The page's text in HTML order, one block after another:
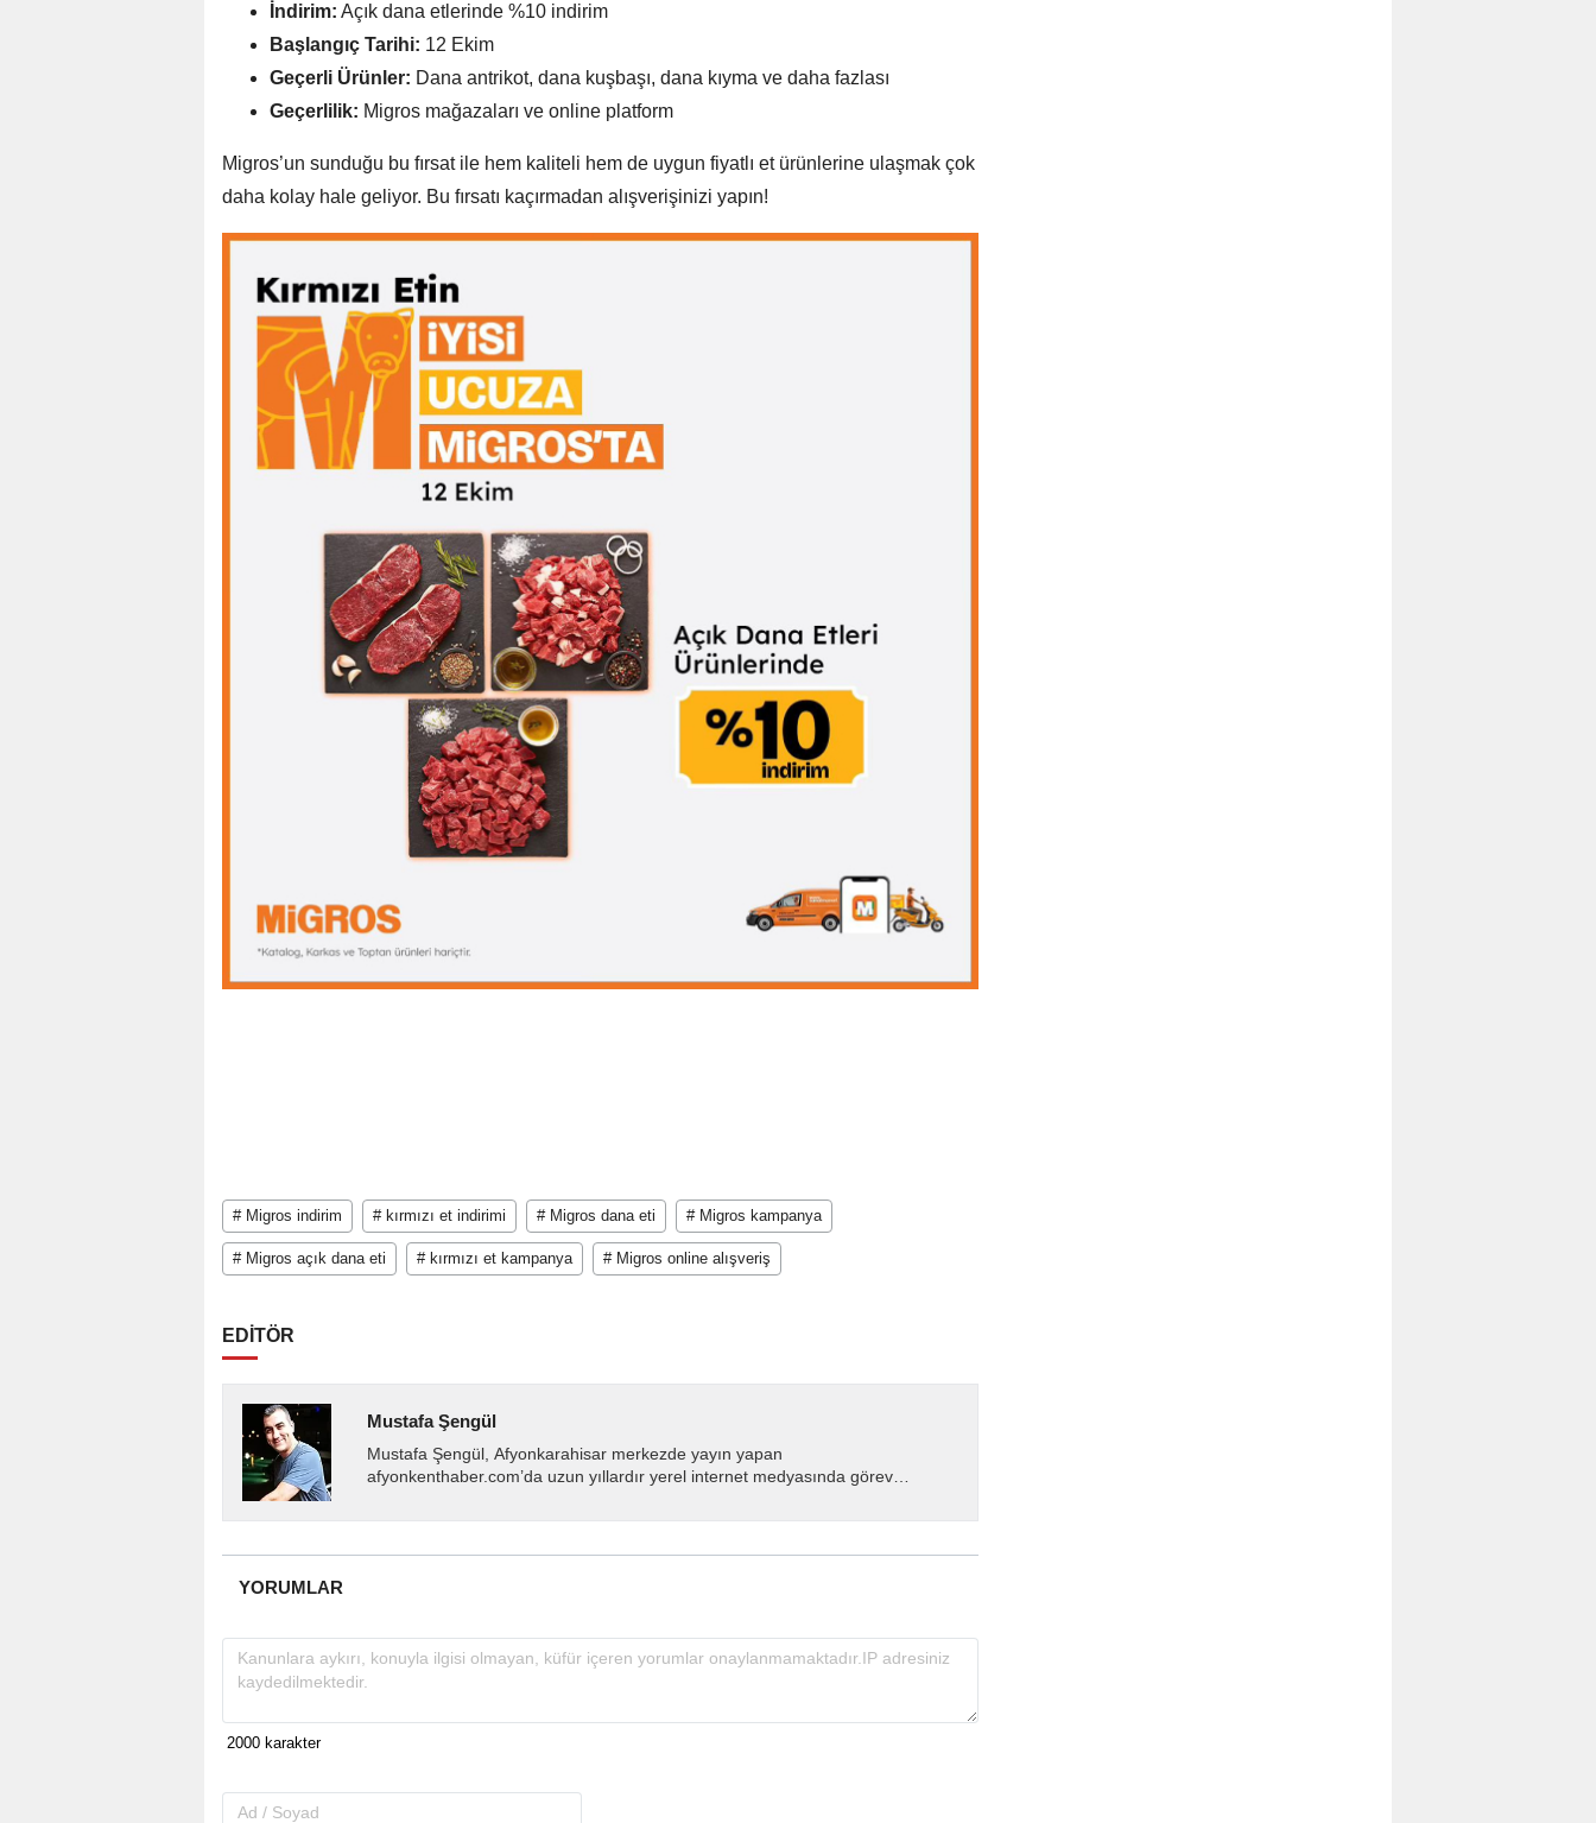
İndirim: Açık dana etlerinde %10 indirim
Başlangıç Tarihi: 12 Ekim
Geçerli Ürünler: Dana antrikot, dana kuşbaşı, dana kıyma ve daha fazlası
Geçerlilik: Migros mağazaları ve online platform
Migros’un sunduğu bu fırsat ile hem kaliteli hem de uygun fiyatlı et ürünlerine ulaşmak çok
daha kolay hale geliyor. Bu fırsatı kaçırmadan alışverişinizi yapın!
# Migros indirim # kırmızı et indirimi # Migros dana eti # Migros kampanya
# Migros açık dana eti # kırmızı et kampanya # Migros online alışveriş
EDİTÖR
Mustafa Şengül
Mustafa Şengül, Afyonkarahisar merkezde yayın yapan
afyonkenthaber.com’da uzun yıllardır yerel internet medyasında görev
YORUMLAR